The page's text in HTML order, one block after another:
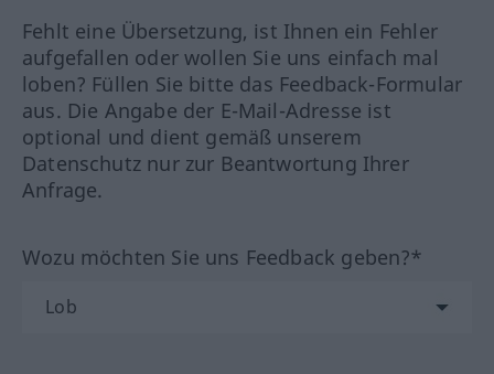
Fehlt eine Übersetzung, ist Ihnen ein Fehler
aufgefallen oder wollen Sie uns einfach mal
loben? Füllen Sie bitte das Feedback-Formular
aus. Die Angabe der E-Mail-Adresse ist
optional und dient gemäß unserem
Datenschutz nur zur Beantwortung Ihrer
Anfrage.
Wozu möchten Sie uns Feedback geben?*